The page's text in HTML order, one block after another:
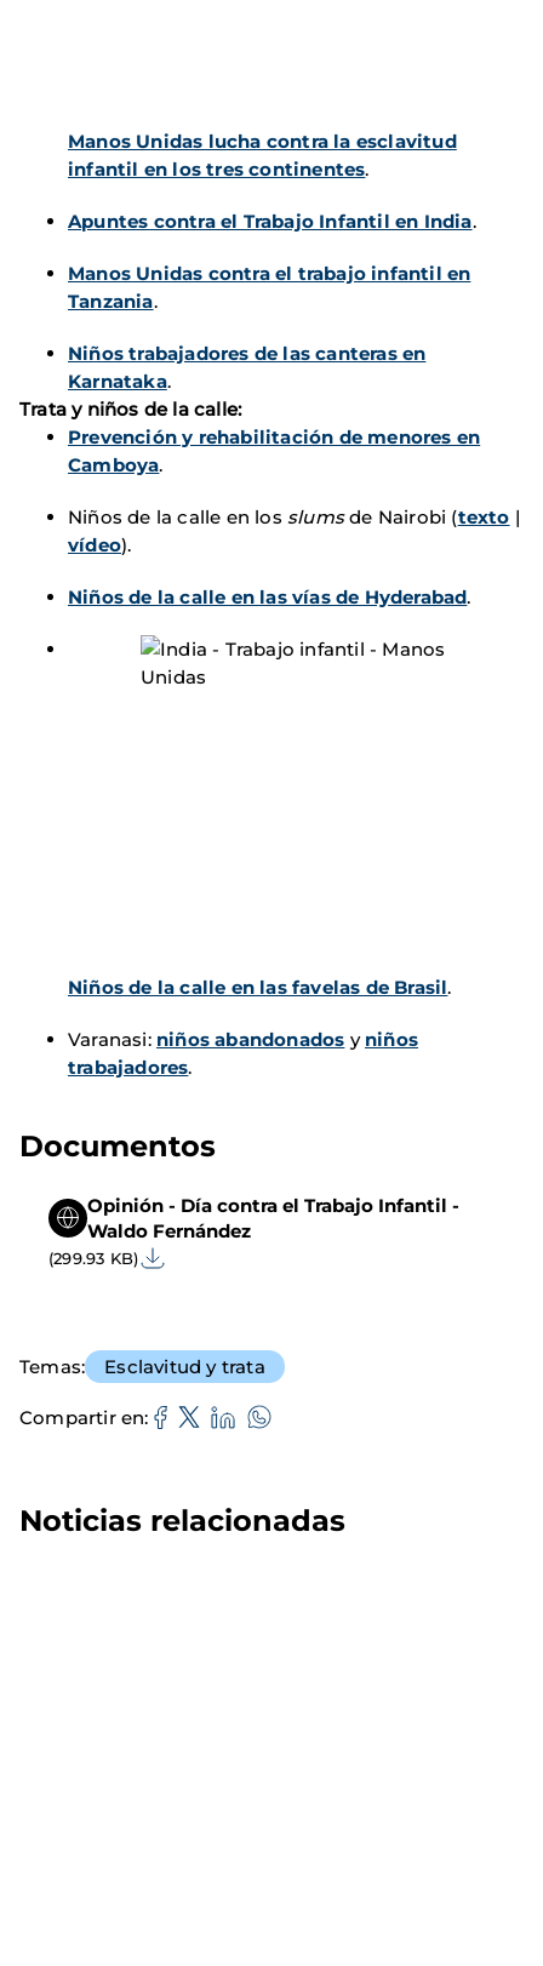
Manos Unidas lucha contra la esclavitud
infantil en los tres continentes.
Apuntes contra el Trabajo Infantil en India.
Manos Unidas contra el trabajo infantil en
Tanzania.
Niños trabajadores de las canteras en
Karnataka.
Trata y niños de la calle:
Prevención y rehabilitación de menores en
Camboya.
Niños de la calle en los slumsde Nairobi (texto |
vídeo).
Niños de la calle en las vías de Hyderabad.
Niños de la calle en las favelas de Brasil.
Varanasi: niños abandonados y niños
trabajadores.
Documentos
Opinión - Día contra el Trabajo Infantil -
Waldo Fernández
(299.93 KB)
Temas Esclavitud y trata
Compartir en
Noticias relacionadas